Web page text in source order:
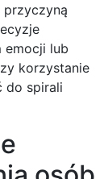
emocji lub
korzystanie
do spirali